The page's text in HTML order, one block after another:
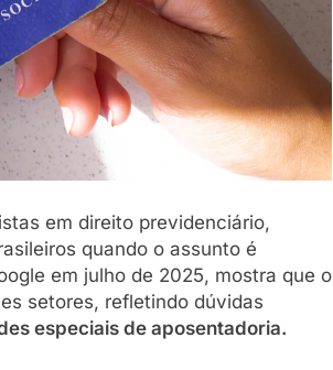
em direito previdenciário,
quando o assunto é
em julho de 2025, mostra que o
setores, refletindo dúvidas
especiais de aposentadoria.